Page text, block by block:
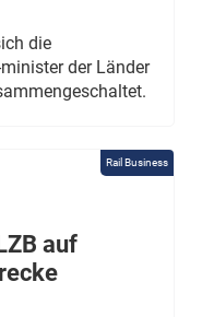
die
der Länder
Rail Business
auf